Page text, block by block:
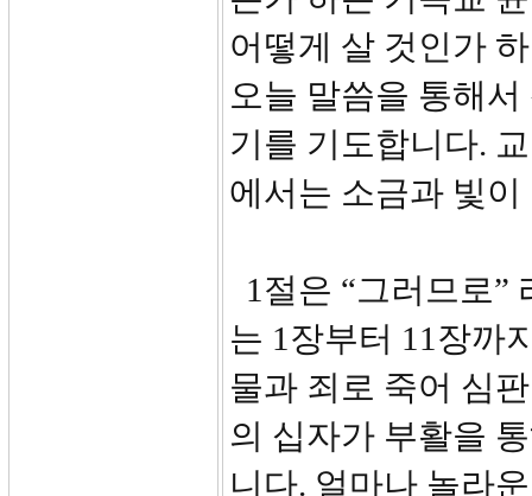
어떻게 살 것인가
오늘 말씀을 통해
기를 기도합니다.
에서는 소금과 빛
1절은 “그러므로”
는 1장부터 11장까
물과 죄로 죽어 심
의 십자가 부활을
니다. 얼마나 놀라